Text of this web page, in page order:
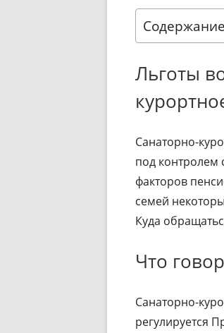
Льготы
Санаторно-
под контролем
факторов
семей
Куда
Что
Санаторно-
регулируется